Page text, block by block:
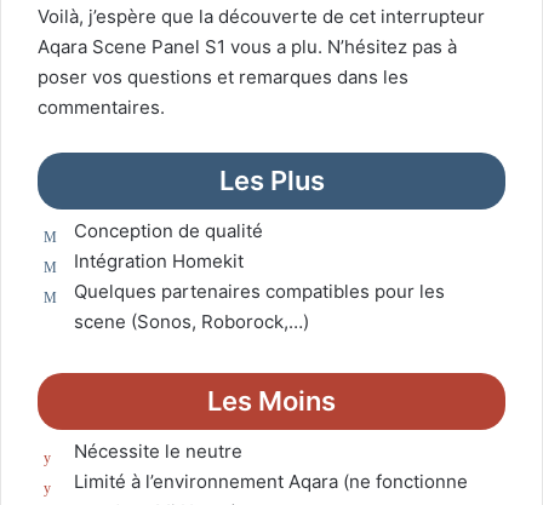
Voilà, j’espère que la découverte de cet interrupteur
Aqara Scene Panel S1 vous a plu. N’hésitez pas à
poser vos questions et remarques dans les
commentaires.
Les Plus
Conception de qualité
Intégration Homekit
Quelques partenaires compatibles pour les
scene (Sonos, Roborock,…)
Les Moins
Nécessite le neutre
Limité à l’environnement Aqara (ne fonctionne